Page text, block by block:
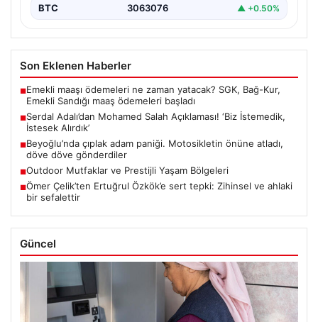
BTC 3063076 ▲ +0.50%
Son Eklenen Haberler
■Emekli maaşı ödemeleri ne zaman yatacak? SGK, Bağ-Kur,
Emekli Sandığı maaş ödemeleri başladı
■Serdal Adalı’dan Mohamed Salah Açıklaması! ‘Biz İstemedik,
İstesek Alırdık’
■Beyoğlu’nda çıplak adam paniği. Motosikletin önüne atladı,
döve döve gönderdiler
■Outdoor Mutfaklar ve Prestijli Yaşam Bölgeleri
■Ömer Çelik’ten Ertuğrul Özkök’e sert tepki: Zihinsel ve ahlaki
bir sefalettir
Güncel